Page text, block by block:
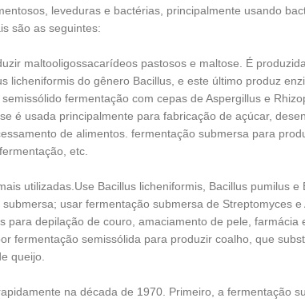
leveduras e bactérias, principalmente usando
são as seguintes:
maltooligossacarídeos pastosos e maltose. É
licheniformis do gênero Bacillus, e este último produz
fermentação com cepas de Aspergillus e
é usada principalmente para fabricação de açúcar,
de alimentos. fermentação submersa para
etc.
utilizadas.Use Bacillus licheniformis, Bacillus pumilus
usar fermentação submersa de Streptomyces
para depilação de couro, amaciamento de pele, farmácia
fermentação semissólida para produzir coalho, que
queijo.
na década de 1970. Primeiro, a fermentação